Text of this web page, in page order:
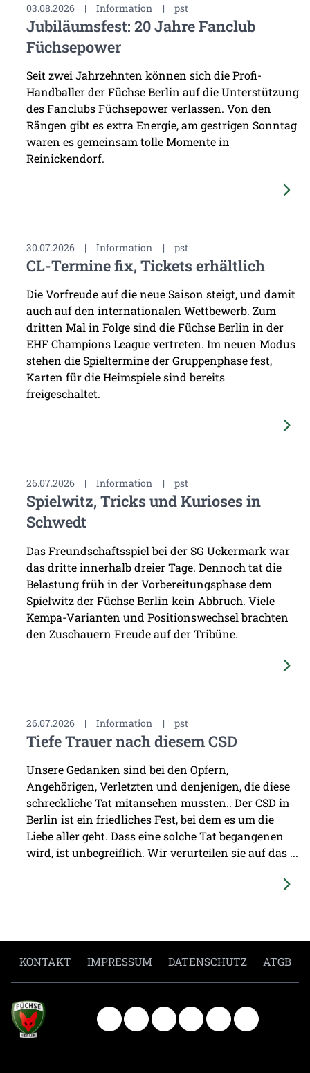
03.08.2026 | Information | pst
Jubiläumsfest: 20 Jahre Fanclub
Füchsepower
Seit zwei Jahrzehnten können sich die Profi-
Handballer der Füchse Berlin auf die Unterstützung
des Fanclubs Füchsepower verlassen. Von den
Rängen gibt es extra Energie, am gestrigen Sonntag
waren es gemeinsam tolle Momente in
Reinickendorf.
30.07.2026 | Information | pst
CL-Termine fix, Tickets erhältlich
Die Vorfreude auf die neue Saison steigt, und damit
auch auf den internationalen Wettbewerb. Zum
dritten Mal in Folge sind die Füchse Berlin in der
EHF Champions League vertreten. Im neuen Modus
stehen die Spieltermine der Gruppenphase fest,
Karten für die Heimspiele sind bereits
freigeschaltet.
26.07.2026 | Information | pst
Spielwitz, Tricks und Kurioses in
Schwedt
Das Freundschaftsspiel bei der SG Uckermark war
das dritte innerhalb dreier Tage. Dennoch tat die
Belastung früh in der Vorbereitungsphase dem
Spielwitz der Füchse Berlin kein Abbruch. Viele
Kempa-Varianten und Positionswechsel brachten
den Zuschauern Freude auf der Tribüne.
26.07.2026 | Information | pst
Tiefe Trauer nach diesem CSD
Unsere Gedanken sind bei den Opfern,
Angehörigen, Verletzten und denjenigen, die diese
schreckliche Tat mitansehen mussten.. Der CSD in
Berlin ist ein friedliches Fest, bei dem es um die
Liebe aller geht. Dass eine solche Tat begangenen
wird, ist unbegreiflich. Wir verurteilen sie auf das ...
KONTAKT IMPRESSUM DATENSCHUTZ ATGB